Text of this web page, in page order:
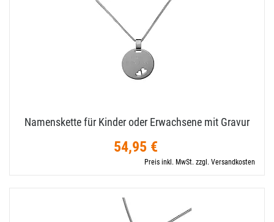
Namenskette für Kinder oder Erwachsene mit Gravur
54,95 €
Preis inkl. MwSt. zzgl. Versandkosten